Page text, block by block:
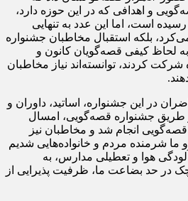
و اهدافی که در این حوزه دارد،
است، اما این عدد به تنهایی
بلکه استقبال مخاطبان جشنواره
لحاظ کیفی قصه‌گویان کانون و
کردند، توانسته‌اند نیاز مخاطبان
در این جشنواره، اساتید، داوران و
طریق جشنواره قصه‌گویی، امسال
در کشور قصه‌گویی انجام شد و مخاطبان نیز
ما شرمنده مردم و خانواده‌هایی شدیم
با آلودگی هوا و تعطیلی مدارس، به
در حد بضاعت ما، ظرفیت پذیرایی از